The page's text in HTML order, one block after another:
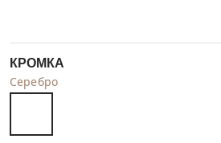
КРОМКА
Серебро